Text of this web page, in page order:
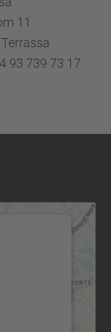
11
93 739 73 17